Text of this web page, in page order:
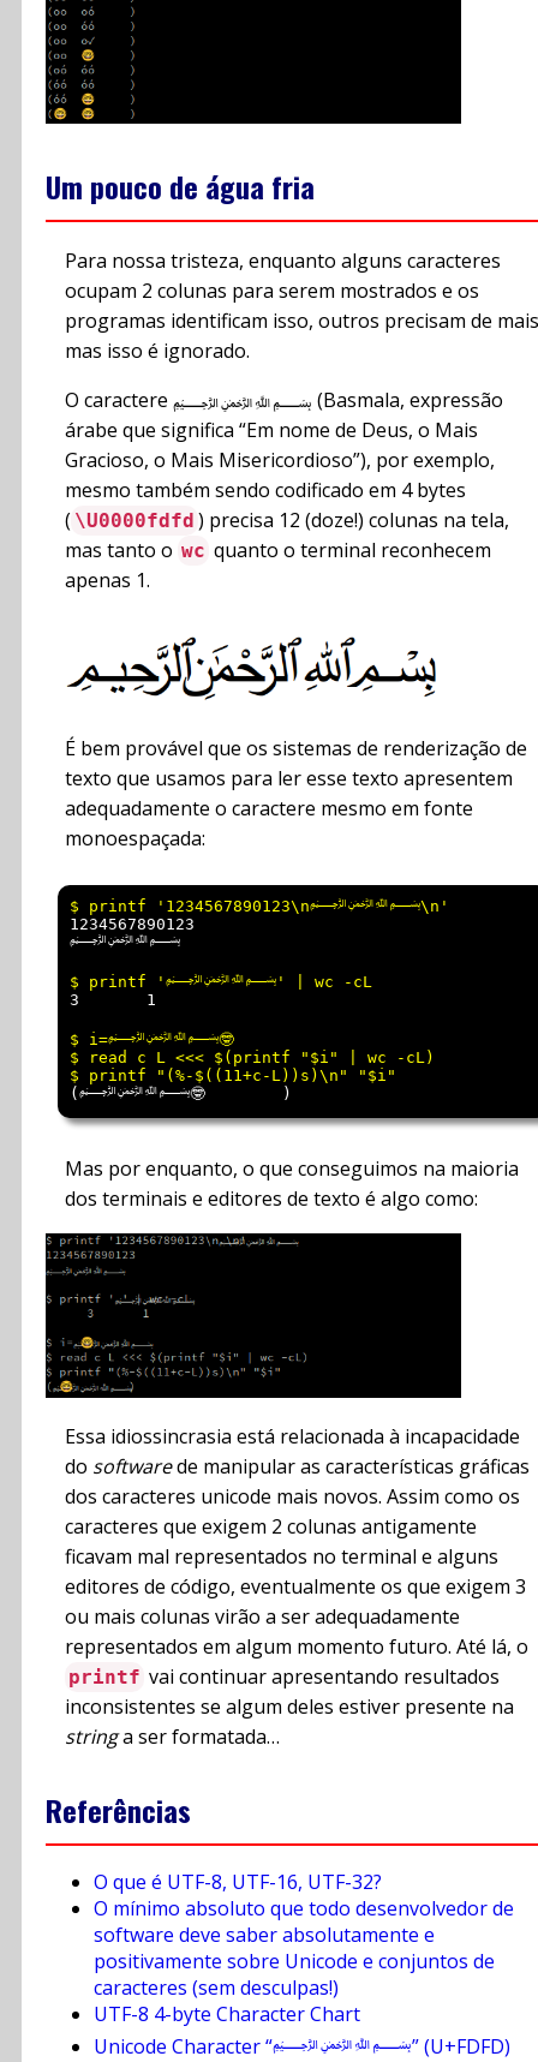
Um pouco de água fria
Para nossa tristeza, enquanto alguns caracteres
ocupam 2 colunas para serem mostrados e os
programas identificam isso, outros precisam de mais
mas isso é ignorado.
O caractere ﷽ (Basmala, expressão
árabe que significa “Em nome de Deus, o Mais
Gracioso, o Mais Misericordioso”), por exemplo,
mesmo também sendo codificado em 4 bytes
( \U0000fdfd ) precisa 12 (doze!) colunas na tela,
mas tanto o wc quanto o terminal reconhecem
apenas 1.
É bem provável que os sistemas de renderização de
texto que usamos para ler esse texto apresentem
adequadamente o caractere mesmo em fonte
monoespaçada:
1234567890123
3       1
$ i=﷽🤓
$ read c L <<< $(printf "$i" | wc -cL)
(﷽🤓        )
Mas por enquanto, o que conseguimos na maioria
dos terminais e editores de texto é algo como:
Essa idiossincrasia está relacionada à incapacidade
do softwarede manipular as características gráficas
dos caracteres unicode mais novos. Assim como os
caracteres que exigem 2 colunas antigamente
ficavam mal representados no terminal e alguns
editores de código, eventualmente os que exigem 3
ou mais colunas virão a ser adequadamente
representados em algum momento futuro. Até lá, o
printf vai continuar apresentando resultados
inconsistentes se algum deles estiver presente na
stringa ser formatada…
Referências
O que é UTF-8, UTF-16, UTF-32?
O mínimo absoluto que todo desenvolvedor de
software deve saber absolutamente e
positivamente sobre Unicode e conjuntos de
caracteres (sem desculpas!)
UTF-8 4-byte Character Chart
Unicode Character “﷽” (U+FDFD)